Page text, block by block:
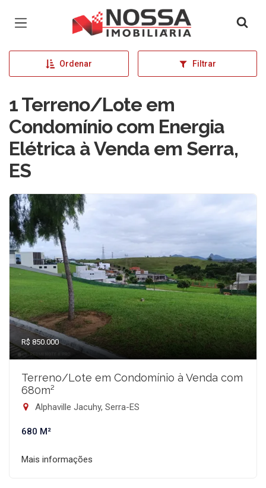
Página inicial
Ordenar Filtrar
1 Terreno/Lote em
Condomínio com Energia
Elétrica à Venda em Serra,
ES
R$ 850.000
Terreno/Lote em Condomínio à Venda com
680m²
Alphaville Jacuhy, Serra-ES
680 M²
Mais informações